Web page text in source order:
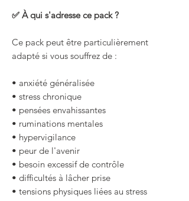
✅ À qui s'adresse ce pack ?
Ce pack peut être particulièrement
adapté si vous souffrez de :
• anxiété généralisée
• stress chronique
• pensées envahissantes
• ruminations mentales
• hypervigilance
• peur de l'avenir
• besoin excessif de contrôle
• difficultés à lâcher prise
• tensions physiques liées au stress